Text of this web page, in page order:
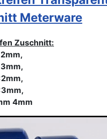
Meterware
Zuschnitt:
4mm